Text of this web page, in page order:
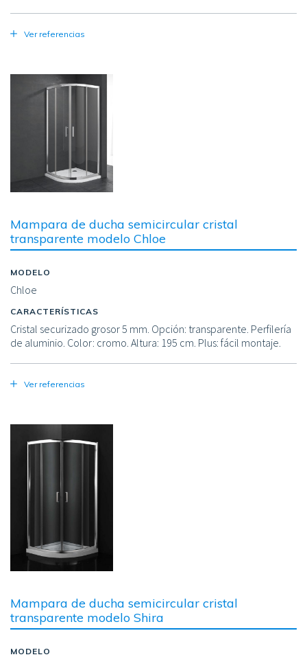
Ver referencias
Mampara de ducha semicircular cristal
transparente modelo Chloe
MODELO
Chloe
CARACTERÍSTICAS
Cristal securizado grosor 5 mm. Opción: transparente. Perfilería
de aluminio. Color: cromo. Altura: 195 cm. Plus: fácil montaje.
Ver referencias
Mampara de ducha semicircular cristal
transparente modelo Shira
MODELO